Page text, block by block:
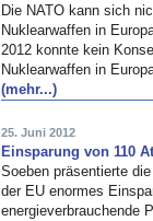
Die NATO kann sich
Nuklearwaffen in
2012 konnte kein
Nuklearwaffen in
(mehr...)
25. Juni 2012
Einsparung von 110
Soeben präsentierte
der EU enormes
energieverbrauchende